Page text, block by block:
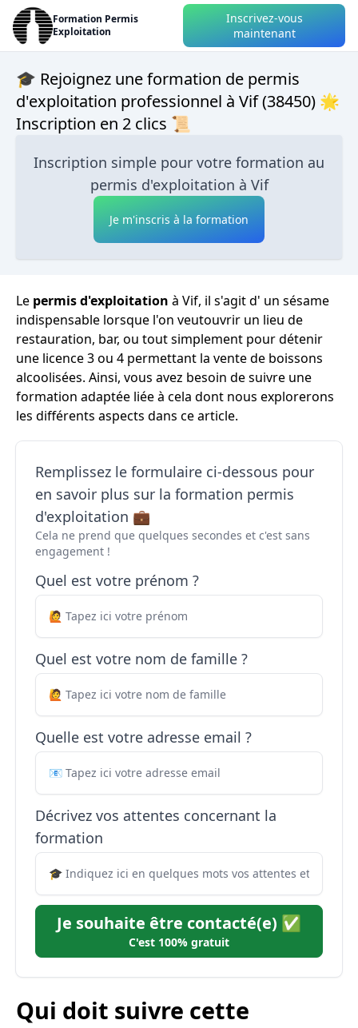
Formation Permis
Exploitation
Inscrivez-vous
maintenant
🎓 Rejoignez une formation de permis
d'exploitation professionnel à Vif (38450) 🌟
Inscription en 2 clics 📜
Inscription simple pour votre formation au
permis d'exploitation à Vif
Je m'inscris à la formation
Le permis d'exploitation à Vif, il s'agit d' un sésame
indispensable lorsque l'on veutouvrir un lieu de
restauration, bar, ou tout simplement pour détenir
une licence 3 ou 4 permettant la vente de boissons
alcoolisées. Ainsi, vous avez besoin de suivre une
formation adaptée liée à cela dont nous explorerons
les différents aspects dans ce article.
Remplissez le formulaire ci-dessous pour
en savoir plus sur la formation permis
d'exploitation 💼
Cela ne prend que quelques secondes et c'est sans
engagement !
Quel est votre prénom ?
Quel est votre nom de famille ?
Quelle est votre adresse email ?
Décrivez vos attentes concernant la
formation
Je souhaite être contacté(e) ✅
C'est 100% gratuit
Qui doit suivre cette